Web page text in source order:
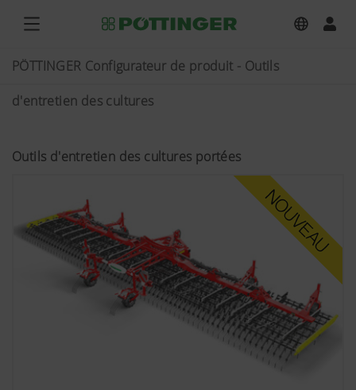
PÖTTINGER Configurateur de produit - Outils
d'entretien des cultures
Outils d'entretien des cultures portées